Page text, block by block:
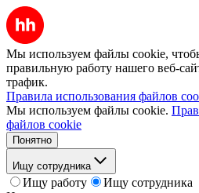
Мы используем файлы cookie,
правильную работу нашего веб-
трафик.
Правила использования файлов
Мы используем файлы cookie.
файлов cookie
Понятно
Ищу сотрудника
Ищу работу
Ищу сотрудника